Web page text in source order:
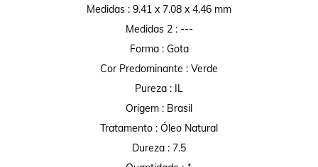
Medidas : 9.41 x 7.08 x 4.46 mm
Medidas 2 : ---
Forma : Gota
Cor Predominante : Verde
Pureza : IL
Origem : Brasil
Tratamento : Óleo Natural
Dureza : 7.5